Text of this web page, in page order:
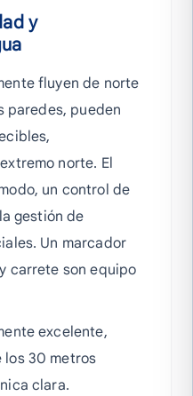
y
fluyen de norte
paredes, pueden
norte. El
un control de
gestión de
Un marcador
carrete son equipo
excelente,
los 30 metros
clara.